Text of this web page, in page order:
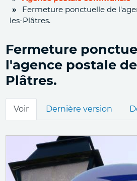
Fermeture ponctuelle de
les-Plâtres.
Fermeture
l'agence postale
Plâtres.
Onglets
Voir Dernière version